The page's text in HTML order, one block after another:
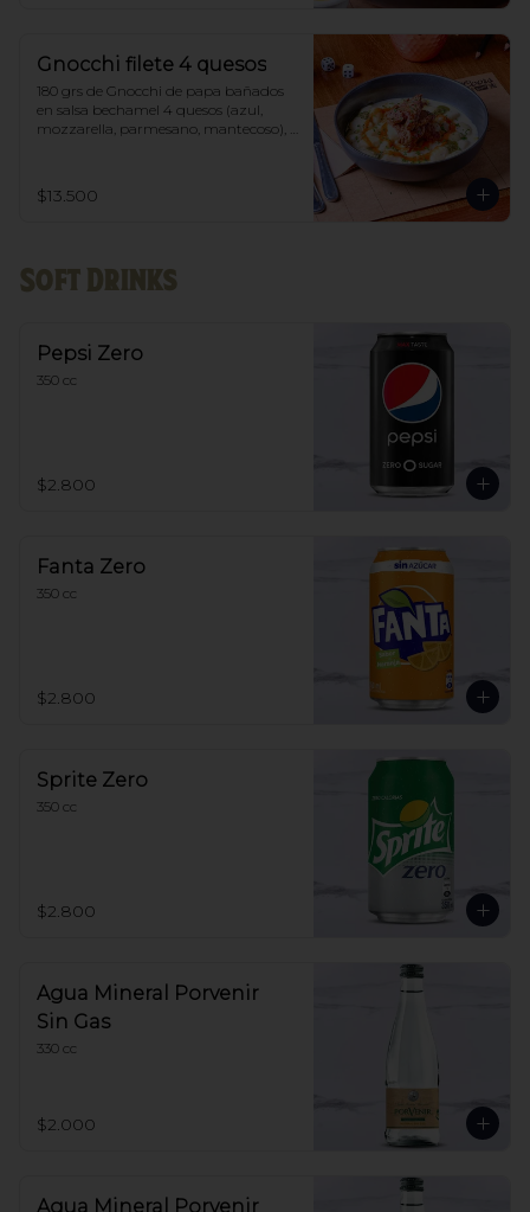
Gnocchi filete 4 quesos
180 grs de Gnocchi de papa bañados
en salsa bechamel 4 quesos (azul,
mozzarella, parmesano, mantecoso),
champiñon
$13.500
Soft Drinks
Pepsi Zero
350 cc
$2.800
Fanta Zero
350 cc
$2.800
Sprite Zero
350 cc
$2.800
Agua Mineral Porvenir
Sin Gas
330 cc
$2.000
Agua Mineral Porvenir